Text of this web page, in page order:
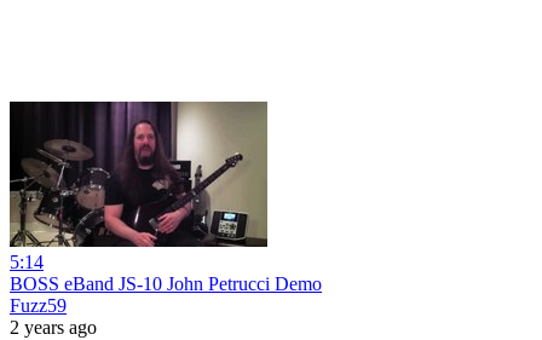
5:14
BOSS eBand JS-10 John Petrucci Demo
Fuzz59
2 years ago